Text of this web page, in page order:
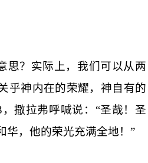
思？实际上，我们可以从两
乎神内在的荣耀，神自有的
，撒拉弗呼喊说：“圣哉！圣
华，他的荣光充满全地！ ”